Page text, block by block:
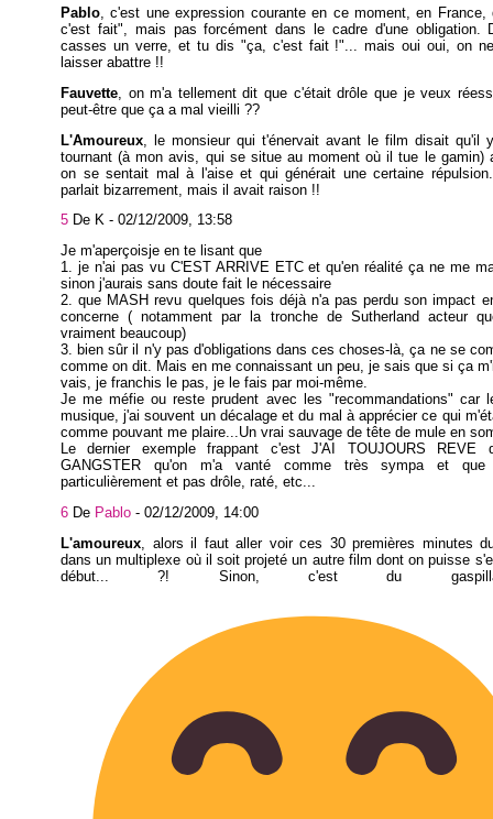
Pablo, c'est une expression courante en ce moment, en France,
c'est fait", mais pas forcément dans le cadre d'une obligation.
casses un verre, et tu dis "ça, c'est fait !"... mais oui oui, on
laisser abattre !!
Fauvette , on m'a tellement dit que c'était drôle que je veux
peut-être que ça a mal vieilli ??
L'Amoureux , le monsieur qui t'énervait avant le film disait qu'il
tournant (à mon avis, qui se situe au moment où il tue le gamin)
on se sentait mal à l'aise et qui générait une certaine
parlait bizarrement, mais il avait raison !!
5 De K - 02/12/2009, 13:58
Je m'aperçoisje en te lisant que
1. je n'ai pas vu C'EST ARRIVE ETC et qu'en réalité ça ne me
sinon j'aurais sans doute fait le nécessaire
2. que MASH revu quelques fois déjà n'a pas perdu son impact
concerne ( notamment par la tronche de Sutherland acteur
vraiment beaucoup)
3. bien sûr il n'y pas d'obligations dans ces choses-là, ça ne se
comme on dit. Mais en me connaissant un peu, je sais que si ça
vais, je franchis le pas, je le fais par moi-même.
Je me méfie ou reste prudent avec les "recommandations" car
musique, j'ai souvent un décalage et du mal à apprécier ce qui
comme pouvant me plaire...Un vrai sauvage de tête de mule en
Le dernier exemple frappant c'est J'AI TOUJOURS REVE
GANGSTER qu'on m'a vanté comme très sympa et
particulièrement et pas drôle, raté, etc...
6 De Pablo - 02/12/2009, 14:00
L'amoureux , alors il faut aller voir ces 30 premières minutes
dans un multiplexe où il soit projeté un autre film dont on puisse
début... ?! Sinon, c'est du